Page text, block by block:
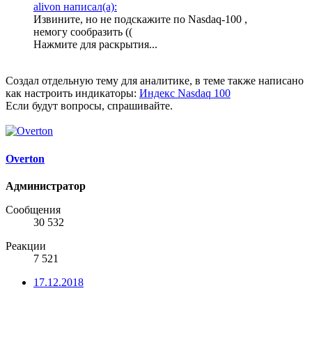
alivon написал(а):
Извините, но не подскажите по Nasdaq-100 ,
немогу сообразить ((
Нажмите для раскрытия...
Создал отдельную тему для аналитике, в теме также написано
как настроить индикаторы: Индекс Nasdaq 100
Если будут вопросы, спрашивайте.
Overton
Администратор
Сообщения
30 532
Реакции
7 521
17.12.2018